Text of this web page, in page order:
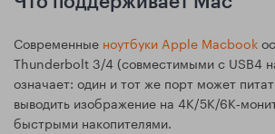
Современные ноутбуки Apple Macbook
Thunderbolt 3/4 (совместимыми с USB4
означает: один и тот же порт может
выводить изображение на 4K/5K/
быстрыми накопителями.